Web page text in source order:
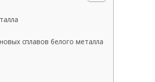
сплавов белого металла